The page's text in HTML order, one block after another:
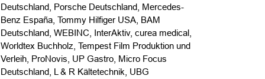
Deutschland, Porsche Deutschland, Mercedes-
Benz España, Tommy Hilfiger USA, BAM
Deutschland, WEBINC, InterAktiv, curea medical,
Worldtex Buchholz, Tempest Film Produktion und
Verleih, ProNovis, UP Gastro, Micro Focus
Deutschland, L & R Kältetechnik, UBG